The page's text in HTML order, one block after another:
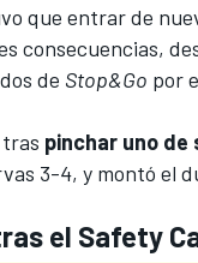
que entrar de
consecuencias,
de Stop&Go por
pinchar uno
3-4, y montó el
el Safety